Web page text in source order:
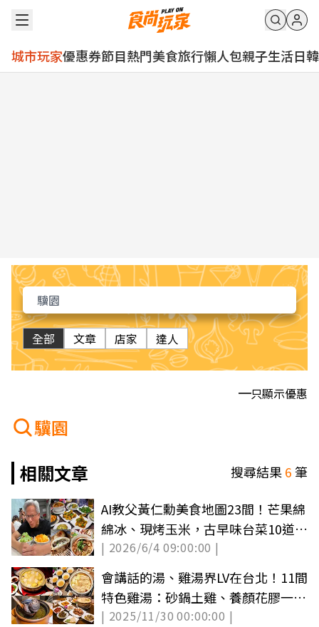
城市玩家優惠券節目熱門美食旅行懶人包親子生活日韓
全部 文章 店家 達人
只顯示優惠
驥園
相關文章
搜尋結果6筆
AI教父黃仁勳美食地圖23間！芒果綿
綿冰、現烤玉米，古早味台菜10道必
點曝
| 2026/6/4 09:00:00 |
會講話的湯、雞湯界LV在台北！11間
特色雞湯：砂鍋土雞、養顏花膠一次
滿足
| 2025/11/30 00:00:00 |